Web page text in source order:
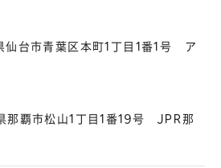
台市青葉区本町1丁目1番1号 ア
覇市松山1丁目1番19号 JPR那